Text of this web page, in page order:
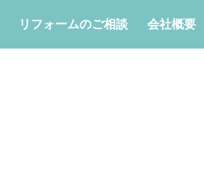
リフォームのご相談 会社概要